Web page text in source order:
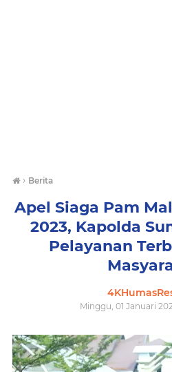
› Berita
Apel Siaga Pam
2023, Kapolda
Pelayanan
Minggu, 01 Januari